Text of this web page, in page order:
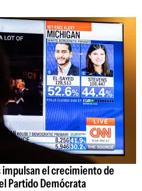
el crecimiento de
Partido Demócrata